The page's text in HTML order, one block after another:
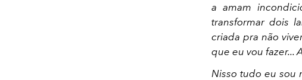
a amam
transformar dois
criada pra não
que eu vou fazer...
Nisso tudo eu sou